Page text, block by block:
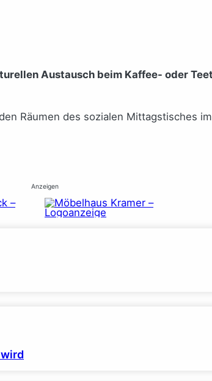
Austausch beim Kaffee- oder
Räumen des sozialen Mittagstisches
Anzeigen